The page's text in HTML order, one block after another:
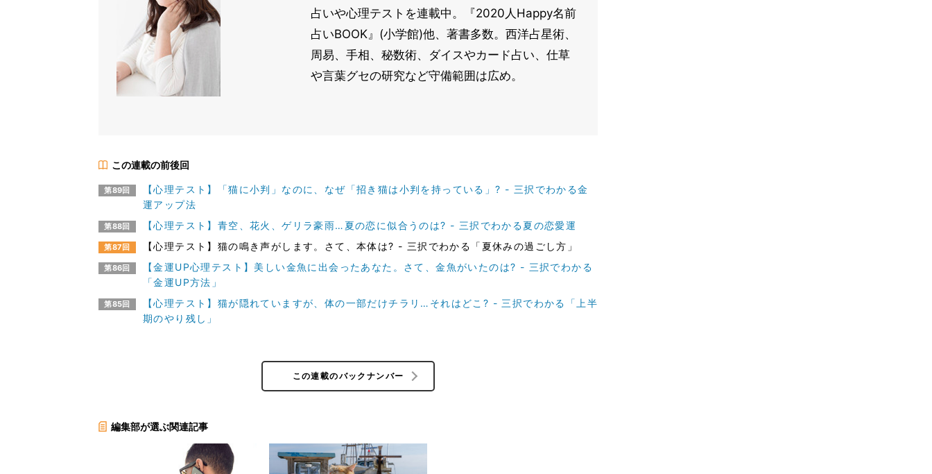
占いや心理テストを連載中。『2020人Happy名前
占いBOOK』(小学館)他、著書多数。西洋占星術、
周易、手相、秘数術、ダイスやカード占い、仕草
や言葉グセの研究など守備範囲は広め。
この連載の前後回
第89回
【心理テスト】「猫に小判」なのに、なぜ「招き猫は小判を持っている」? - 三択でわかる金
運アップ法
第88回 【心理テスト】青空、花火、ゲリラ豪雨…夏の恋に似合うのは? - 三択でわかる夏の恋愛運
第87回 【心理テスト】猫の鳴き声がします。さて、本体は? - 三択でわかる「夏休みの過ごし方」
第86回
【金運UP心理テスト】美しい金魚に出会ったあなた。さて、金魚がいたのは? - 三択でわかる
「金運UP方法」
第85回
【心理テスト】猫が隠れていますが、体の一部だけチラリ…それはどこ? - 三択でわかる「上半
期のやり残し」
この連載のバックナンバー
編集部が選ぶ関連記事